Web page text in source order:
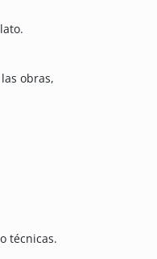
obras,
técnicas.